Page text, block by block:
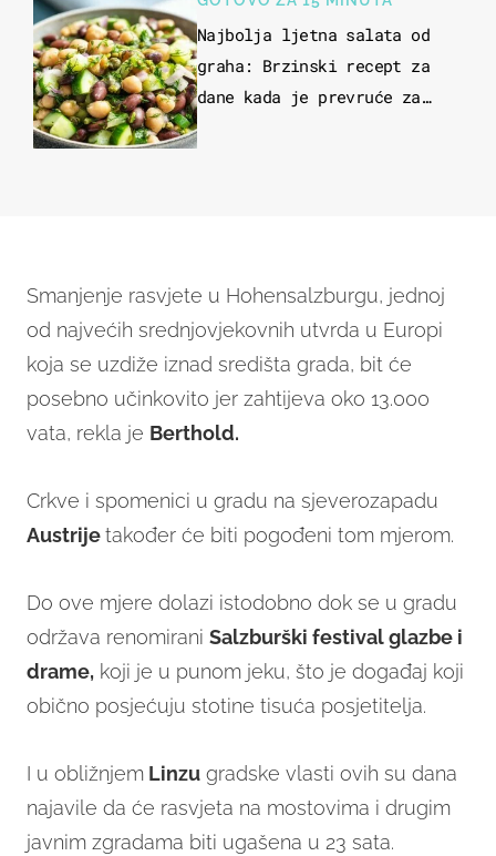
Najbolja ljetna salata od
graha: Brzinski recept za
dane kada je prevruće za
Smanjenje rasvjete u Hohensalzburgu, jednoj
od najvećih srednjovjekovnih utvrda u Europi
koja se uzdiže iznad središta grada, bit će
posebno učinkovito jer zahtijeva oko 13.000
vata, rekla je Berthold.
Crkve i spomenici u gradu na sjeverozapadu
Austrijetakođer će biti pogođeni tom mjerom.
Do ove mjere dolazi istodobno dok se u gradu
održava renomirani Salzburški festival glazbe i
drame, koji je u punom jeku, što je događaj koji
obično posjećuju stotine tisuća posjetitelja.
I u obližnjem Linzu gradske vlasti ovih su dana
najavile da će rasvjeta na mostovima i drugim
javnim zgradama biti ugašena u 23 sata.